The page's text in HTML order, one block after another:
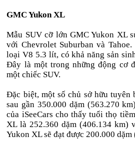
GMC Yukon XL
Mẫu SUV cỡ lớn GMC Yukon XL
với Chevrolet Suburban và
loại V8 5.3 lít, có khả năng sản
Đây là một trong những động cơ
một chiếc SUV.
Đặc biệt, một số chủ sở hữu tuyên
sau gần 350.000 dặm (563.270
của iSeeCars cho thấy tuổi thọ
XL là 252.360 dặm (406.134 km)
Yukon XL sẽ đạt được 200.000